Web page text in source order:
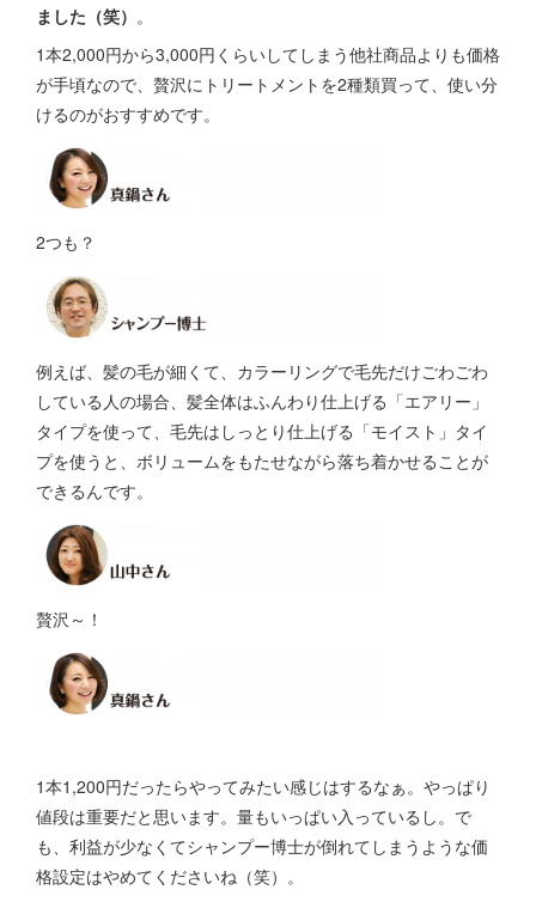
ました（笑） 。
1本2,000円から3,000円くらいしてしまう他社商品よりも価格
が手頃なので、贅沢にトリートメントを2種類買って、使い分
けるのがおすすめです。
2つも？
例えば、髪の毛が細くて、カラーリングで毛先だけごわごわ
している人の場合、髪全体はふんわり仕上げる「エアリー」
タイプを使って、毛先はしっとり仕上げる「モイスト」タイ
プを使うと、ボリュームをもたせながら落ち着かせることが
できるんです。
贅沢～！
1本1,200円だったらやってみたい感じはするなぁ。やっぱり
値段は重要だと思います。量もいっぱい入っているし。で
も、利益が少なくてシャンプー博士が倒れてしまうような価
格設定はやめてくださいね（笑）。